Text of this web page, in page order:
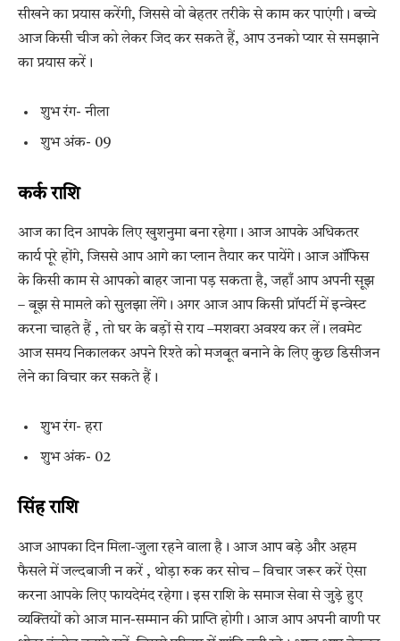
सीखने का प्रयास करेंगी, जिससे वो बेहतर तरीके से काम कर पाएंगी। बच्चे
आज किसी चीज को लेकर जिद कर सकते हैं, आप उनको प्यार से समझाने
का प्रयास करें।
शुभ रंग- नीला
शुभ अंक- 09
कर्क राशि
आज का दिन आपके लिए खुशनुमा बना रहेगा। आज आपके अधिकतर
कार्य पूरे होंगे, जिससे आप आगे का प्लान तैयार कर पायेंगे। आज ऑफिस
के किसी काम से आपको बाहर जाना पड़ सकता है, जहाँ आप अपनी सूझ
– बूझ से मामले को सुलझा लेंगे। अगर आज आप किसी प्रॉपर्टी में इन्वेस्ट
करना चाहते हैं , तो घर के बड़ों से राय –मशवरा अवश्य कर लें। लवमेट
आज समय निकालकर अपने रिश्ते को मजबूत बनाने के लिए कुछ डिसीजन
लेने का विचार कर सकते हैं।
शुभ रंग- हरा
शुभ अंक- 02
सिंह राशि
आज आपका दिन मिला-जुला रहने वाला है। आज आप बड़े और अहम
फैसले में जल्दबाजी न करें , थोड़ा रुक कर सोच – विचार जरूर करें ऐसा
करना आपके लिए फायदेमंद रहेगा। इस राशि के समाज सेवा से जुड़े हुए
व्यक्तियों को आज मान-सम्मान की प्राप्ति होगी। आज आप अपनी वाणी पर